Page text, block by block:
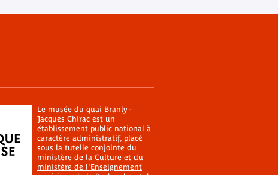
Le musée du quai Branly -
Jacques Chirac est un
établissement public national à
caractère administratif, placé
sous la tutelle conjointe du
ministère de la Culture et du
ministère de l'Enseignement